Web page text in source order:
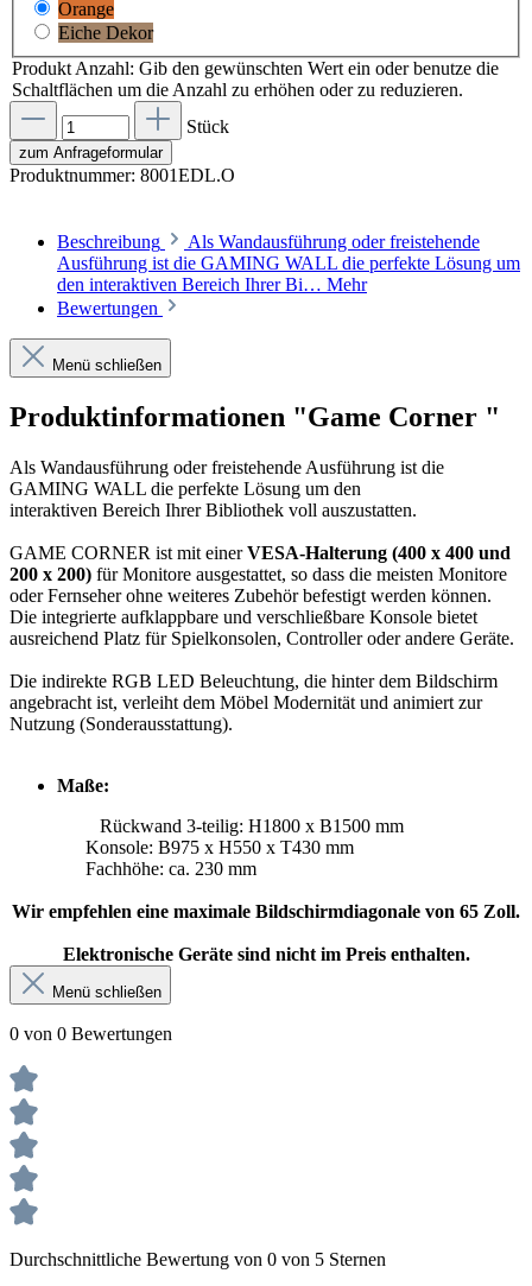
Orange
Eiche Dekor
Produkt Anzahl: Gib den gewünschten Wert ein oder benutze die
Schaltflächen um die Anzahl zu erhöhen oder zu reduzieren.
Stück
zum Anfrageformular
Produktnummer: 8001EDL.O
Beschreibung
Als Wandausführung oder freistehende
Ausführung ist die GAMING WALL die perfekte Lösung um
den interaktiven Bereich Ihrer Bi… Mehr
Bewertungen
Menü schließen
Produktinformationen "Game Corner "
Als Wandausführung oder freistehende Ausführung ist die
GAMING WALL die perfekte Lösung um den
interaktiven Bereich Ihrer Bibliothek voll auszustatten.
GAME CORNER ist mit einerVESA-Halterung (400 x 400 und
200 x 200) für Monitore ausgestattet, so dass die meisten Monitore
oder Fernseher ohne weiteres Zubehör befestigt werden können.
Die integrierte aufklappbare und verschließbare Konsole bietet
ausreichend Platz für Spielkonsolen, Controller oder andere Geräte.
Die indirekte RGB LED Beleuchtung, die hinter dem Bildschirm
angebracht ist, verleiht dem Möbel Modernität und animiert zur
Nutzung (Sonderausstattung).
Maße:
Rückwand 3-teilig: H1800 x B1500 mm
Konsole: B975 x H550 x T430 mm
Fachhöhe: ca. 230 mm
Wir empfehlen eine maximale Bildschirmdiagonale von 65 Zoll.
Elektronische Geräte sind nicht im Preis enthalten.
Menü schließen
0 von 0 Bewertungen
Durchschnittliche Bewertung von 0 von 5 Sternen